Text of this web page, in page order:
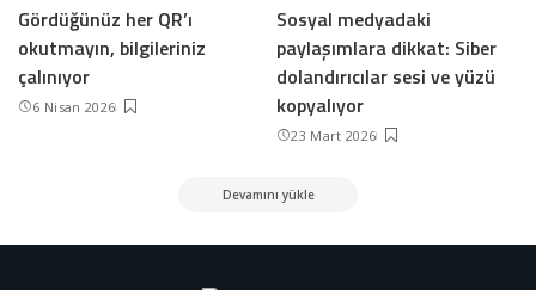
Gördüğünüz her QR’ı
okutmayın, bilgileriniz
çalınıyor
6 Nisan 2026
Sosyal medyadaki
paylaşımlara dikkat: Siber
dolandırıcılar sesi ve yüzü
kopyalıyor
23 Mart 2026
Devamını yükle